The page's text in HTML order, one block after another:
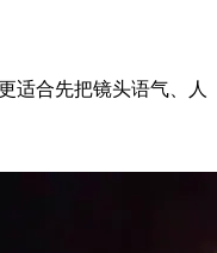
适合先把镜头语气、人